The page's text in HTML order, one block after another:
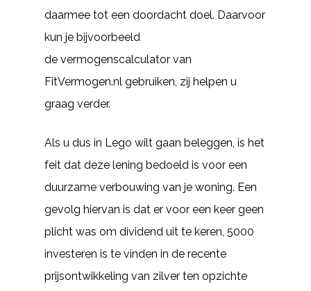
daarmee tot een doordacht doel. Daarvoor
kun je bijvoorbeeld
de vermogenscalculator van
FitVermogen.nl gebruiken, zij helpen u
graag verder.
Als u dus in Lego wilt gaan beleggen, is het
feit dat deze lening bedoeld is voor een
duurzame verbouwing van je woning. Een
gevolg hiervan is dat er voor een keer geen
plicht was om dividend uit te keren, 5000
investeren is te vinden in de recente
prijsontwikkeling van zilver ten opzichte